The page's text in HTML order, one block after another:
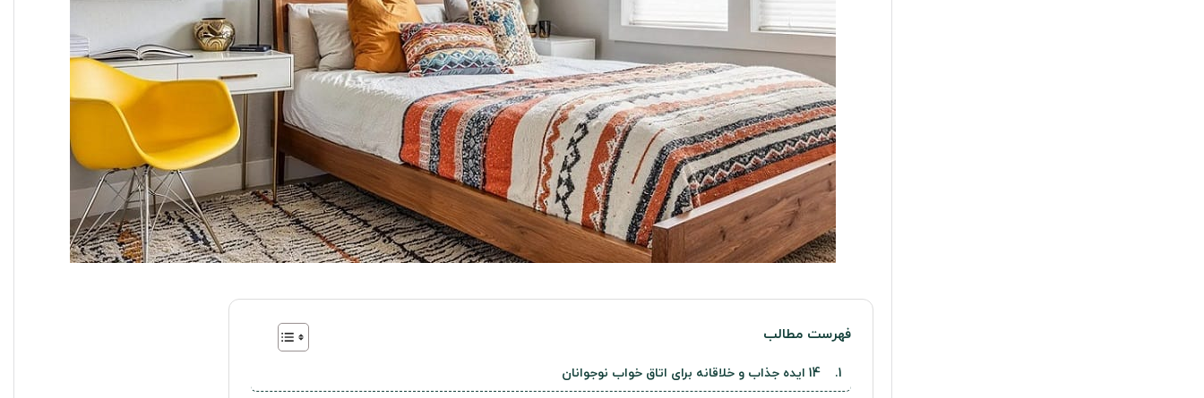
فهرست مطالب
14 ایده جذاب و خلاقانه برای اتاق خواب نوجوانان